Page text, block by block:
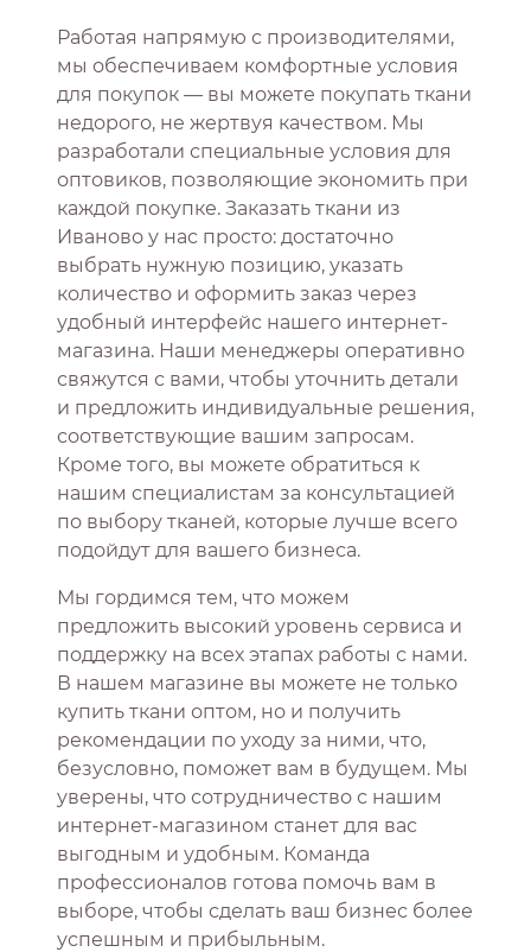
Работая напрямую с производителями,
мы обеспечиваем комфортные условия
для покупок — вы можете покупать ткани
недорого, не жертвуя качеством. Мы
разработали специальные условия для
оптовиков, позволяющие экономить при
каждой покупке. Заказать ткани из
Иваново у нас просто: достаточно
выбрать нужную позицию, указать
количество и оформить заказ через
удобный интерфейс нашего интернет-
магазина. Наши менеджеры оперативно
свяжутся с вами, чтобы уточнить детали
и предложить индивидуальные решения,
соответствующие вашим запросам.
Кроме того, вы можете обратиться к
нашим специалистам за консультацией
по выбору тканей, которые лучше всего
подойдут для вашего бизнеса.
Мы гордимся тем, что можем
предложить высокий уровень сервиса и
поддержку на всех этапах работы с нами.
В нашем магазине вы можете не только
купить ткани оптом, но и получить
рекомендации по уходу за ними, что,
безусловно, поможет вам в будущем. Мы
уверены, что сотрудничество с нашим
интернет-магазином станет для вас
выгодным и удобным. Команда
профессионалов готова помочь вам в
выборе, чтобы сделать ваш бизнес более
успешным и прибыльным.